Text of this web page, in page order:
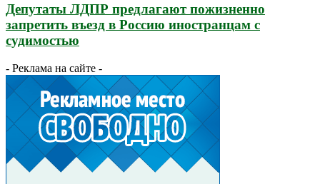
Депутаты ЛДПР предлагают пожизненно
запретить въезд в Россию иностранцам с
судимостью
- Реклама на сайте -